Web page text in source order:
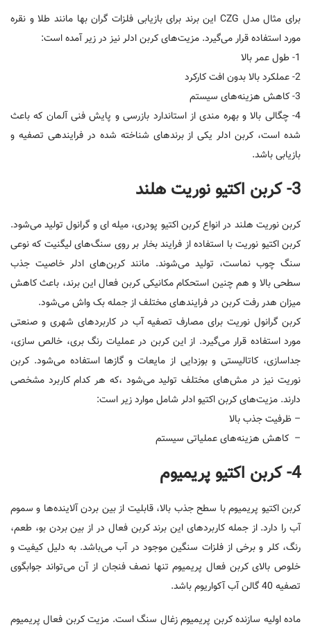
برای مثال مدل CZG این برند برای بازیابی فلزات گران بها مانند طلا و نقره
مورد استفاده قرار می‌گیرد. مزیت‌های کربن ادلر نیز در زیر آمده است:
1- طول عمر بالا
2- عملکرد بالا بدون افت کارکرد
3- کاهش هزینه‌های سیستم
4- چگالی بالا و بهره مندی از استاندارد بازرسی و پایش فنی آلمان که باعث
شده است، کربن ادلر یکی از برندهای شناخته شده در فرایندهی تصفیه و
بازیابی باشد.
3- کربن اکتیو نوریت هلند
کربن نوریت هلند در انواع کربن اکتیو پودری، میله ای و گرانول تولید می‌شود.
کربن اکتیو نوریت با استفاده از فرایند بخار بر روی سنگ‌های لیگنیت که نوعی
سنگ چوب نماست، تولید می‌شوند. مانند کربن‌های ادلر خاصیت جذب
سطحی بالا و هم چنین استحکام مکانیکی کربن فعال این برند، باعث کاهش
میزان هدر رفت کربن در فرایندهای مختلف از جمله بک واش می‌شود.
کربن گرانول نوریت برای مصارف تصفیه آب در کاربردهای شهری و صنعتی
مورد استفاده قرار می‌گیرد. از این کربن در عملیات رنگ بری، خالص سازی،
جداسازی، کاتالیستی و بوزدایی از مایعات و گازها استفاده می‌شود. کربن
نوریت نیز در مش‌های مختلف تولید می‌شود ،که هر کدام کاربرد مشخصی
دارند. مزیت‌های کربن اکتیو ادلر شامل موارد زیر است:
– ظرفیت جذب بالا
– کاهش هزینه‌های عملیاتی سیستم
4- کربن اکتیو پریمیوم
کربن اکتیو پریمیوم با سطح جذب بالا، قابلیت از بین بردن آلاینده‌ها و سموم
آب را دارد. از جمله کاربردهای این برند کربن فعال در از بین بردن بو، طعم،
رنگ، کلر و برخی از فلزات سنگین موجود در آب می‌باشد. به دلیل کیفیت و
خلوص بالای کربن فعال پریمیوم تنها نصف فنجان از آن می‌تواند جوابگوی
تصفیه 40 گالن آب آکواریوم باشد.
ماده اولیه سازنده کربن پریمیوم زغال سنگ است. مزیت کربن فعال پریمیوم